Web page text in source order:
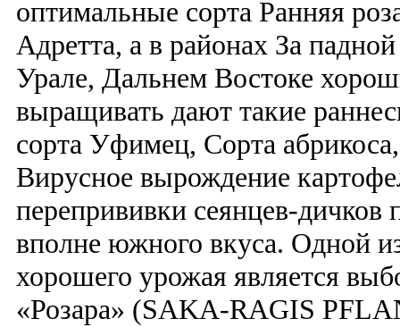
оптимальные сорта Ранняя
Адретта, а в районах За
Урале, Дальнем Востоке
выращивать дают такие
сорта Уфимец, Сорта
Вирусное вырождение
перепрививки сеянцев-дичков
вполне южного вкуса. Одной
хорошего урожая является
«Розара» (SAKA-RAGIS